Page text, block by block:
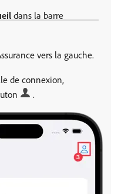
dans la barre
vers la gauche.
de connexion,
.